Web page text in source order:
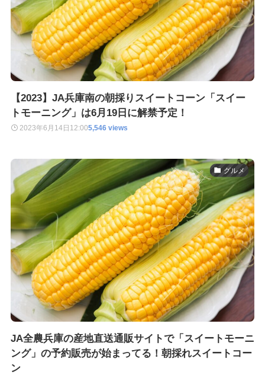
【2023】JA兵庫南の朝採りスイートコーン「スイー
トモーニング」は6月19日に解禁予定！
2023年6月14日 12:005,546 views
グルメ
JA全農兵庫の産地直送通販サイトで「スイートモーニ
ング」の予約販売が始まってる！朝採れスイートコー
ン